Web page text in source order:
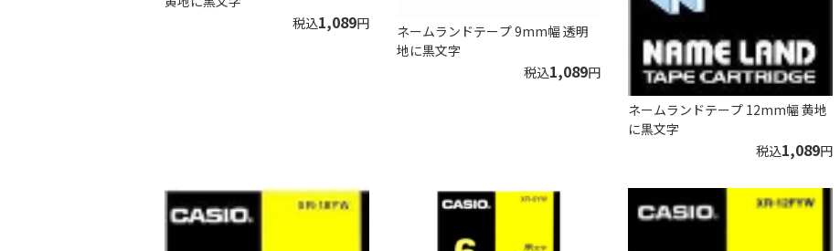
税込1,089円
ネームランドテープ 9mm幅 透明
地に黒文字
税込1,089円
ネームランドテープ 12mm幅 黄地
に黒文字
税込1,089円